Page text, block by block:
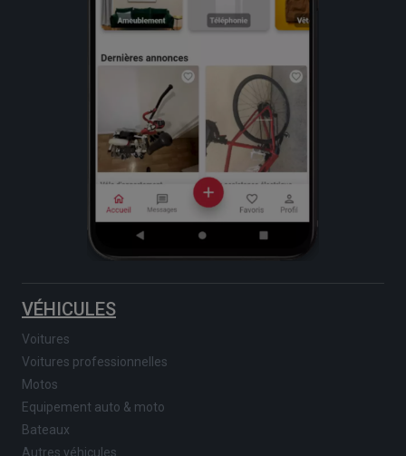
VÉHICULES
Voitures
Voitures professionnelles
Motos
Equipement auto & moto
Bateaux
Autres véhicules